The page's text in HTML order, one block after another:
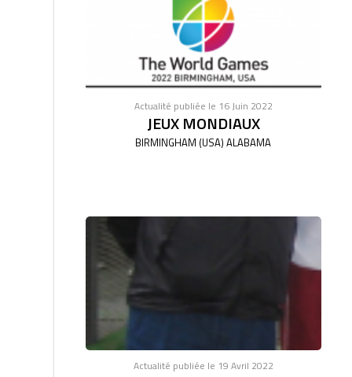
Actualité publiée le 16 Juin 2022
JEUX MONDIAUX
BIRMINGHAM (USA) ALABAMA
Actualité publiée le 19 Avril 2022